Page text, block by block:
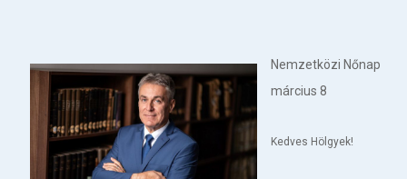
Kórházunkról
Betegellátás
Elérhetőségeink
Nemzetközi Nőnap
március 8
Kedves Hölgyek!